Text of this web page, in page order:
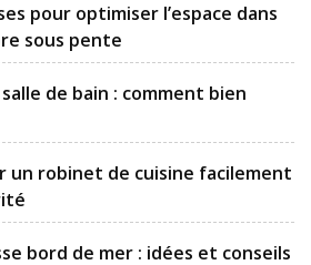
pour optimiser l’espace dans
sous pente
de bain : comment bien
un robinet de cuisine facilement
bord de mer : idées et conseils